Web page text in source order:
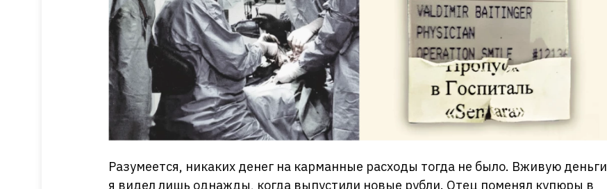
Разумеется, никаких денег на карманные расходы тогда не было. Вживую деньги
я видел лишь однажды, когда выпустили новые рубли. Отец поменял купюры в